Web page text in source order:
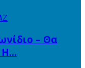
– Θα
Η…